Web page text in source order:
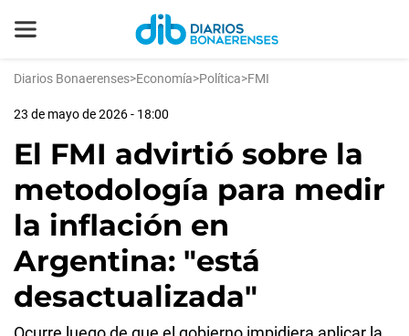
Diarios Bonaerenses>Economía>Política>FMI
23 de mayo de 2026 - 18:00
El FMI advirtió sobre la
metodología para medir
la inflación en
Argentina: "está
desactualizada"